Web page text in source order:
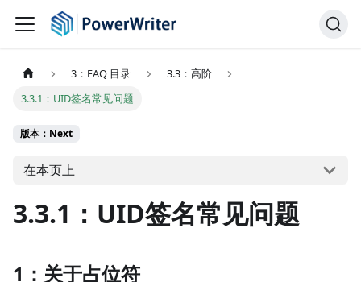
3：FAQ 目录
3.3：高阶
3.3.1：UID签名常见问题
版本：Next
在本页上
3.3.1：UID签名常见问题
1：关于占位符